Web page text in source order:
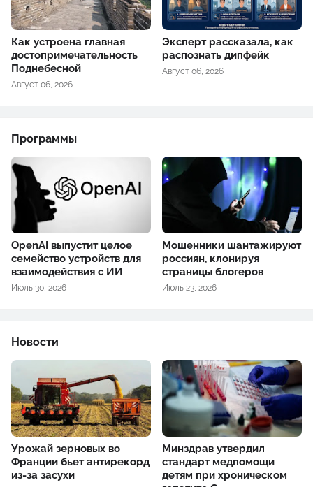
Как устроена главная
достопримечательность
Поднебесной
Август 06, 2026
Эксперт рассказала, как
распознать дипфейк
Август 06, 2026
Программы
OpenAI выпустит целое
семейство устройств для
взаимодействия с ИИ
Июль 30, 2026
Мошенники шантажируют
россиян, клонируя
страницы блогеров
Июль 23, 2026
Новости
Урожай зерновых во
Франции бьет антирекорд
из-за засухи
Минздрав утвердил
стандарт медпомощи
детям при хроническом